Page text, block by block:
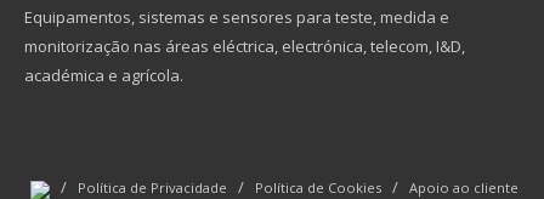
Equipamentos, sistemas e sensores para teste, medida e
monitorização nas áreas eléctrica, electrónica, telecom, I&D,
académica e agrícola.
/ Política de Privacidade / Política de Cookies / Apoio ao cliente